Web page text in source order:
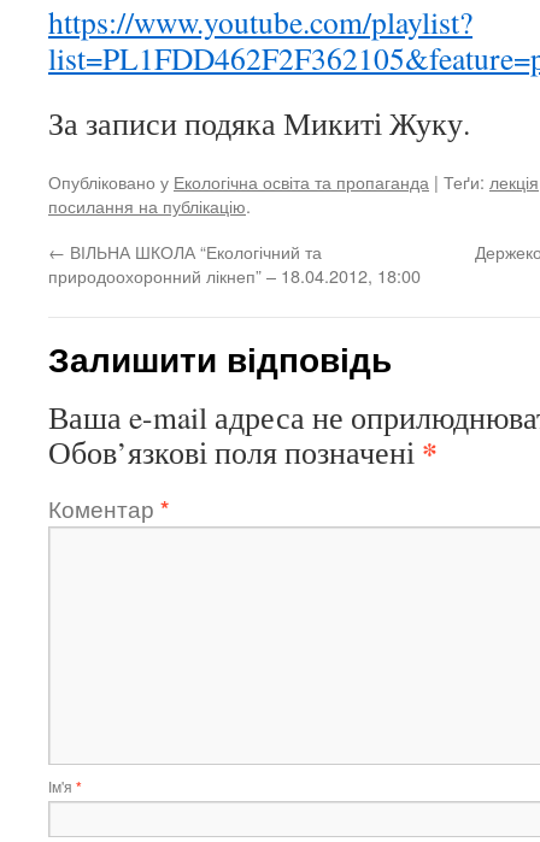
https://www.youtube.com/playlist?
За записи подяка Микиті Жуку.
Опубліковано у Екологічна освіта та пропаганда | Теґи: лекція
посилання на публікацію.
← ВІЛЬНА ШКОЛА “Екологічний та
природоохоронний лікнеп” – 18.04.2012, 18:00
Залишити відповідь
Ваша e-mail адреса не
Обов’язкові поля позначені *
Коментар *
Ім'я *